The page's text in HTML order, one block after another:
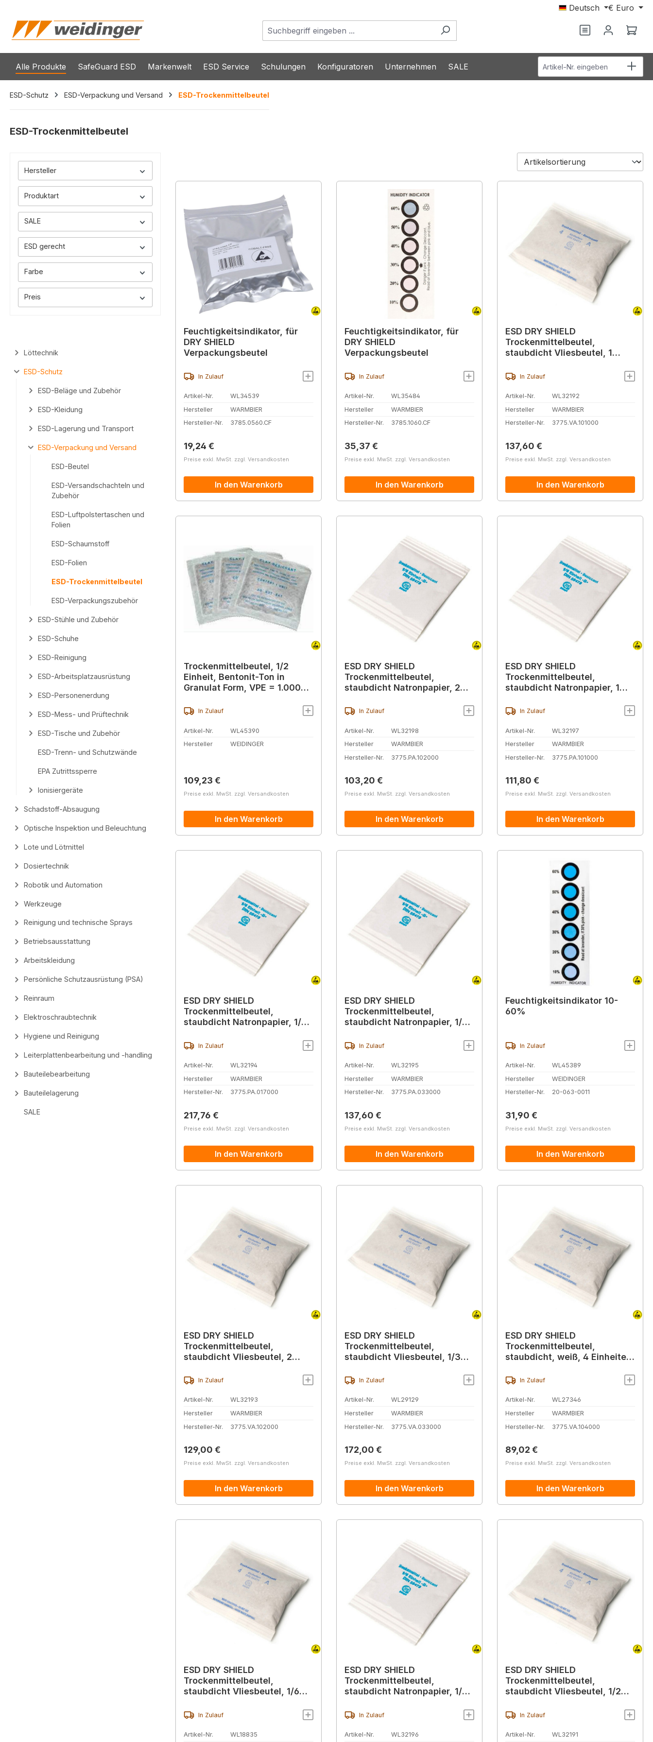
Deutsch € Euro
Du hast 0
Alle Produkte SafeGuard ESD Markenwelt ESD Service Schulungen Konfiguratoren Unternehmen SALE Artikel-Nr. eingeben
ESD-Schutz ESD-Verpackung und Versand ESD-Trockenmittelbeutel
ESD-Trockenmittelbeutel
Hersteller
Produktart
SALE
ESD gerecht
Farbe
Preis
Löttechnik
ESD-Schutz
ESD-Beläge und Zubehör
ESD-Kleidung
ESD-Lagerung und Transport
ESD-Verpackung und Versand
ESD-Beutel
ESD-Versandschachteln und
Zubehör
ESD-Luftpolstertaschen und
Folien
ESD-Schaumstoff
ESD-Folien
ESD-Trockenmittelbeutel
ESD-Verpackungszubehör
ESD-Stühle und Zubehör
ESD-Schuhe
ESD-Reinigung
ESD-Arbeitsplatzausrüstung
ESD-Personenerdung
ESD-Mess- und Prüftechnik
ESD-Tische und Zubehör
ESD-Trenn- und Schutzwände
EPA Zutrittssperre
Ionisiergeräte
Schadstoff-Absaugung
Optische Inspektion und Beleuchtung
Lote und Lötmittel
Dosiertechnik
Robotik und Automation
Werkzeuge
Reinigung und technische Sprays
Betriebsausstattung
Arbeitskleidung
Persönliche Schutzausrüstung (PSA)
Reinraum
Elektroschraubtechnik
Hygiene und Reinigung
Leiterplattenbearbeitung und -handling
Bauteilebearbeitung
Bauteilelagerung
SALE
Feuchtigkeitsindikator, für
DRY SHIELD
Verpackungsbeutel
In Zulauf
Artikel-Nr.
WL34539
Hersteller
WARMBIER
Hersteller-Nr.
3785.0560.CF
Regulärer Preis:
19,24 €
Preise exkl. MwSt. zzgl. Versandkosten
In den Warenkorb
Feuchtigkeitsindikator, für
DRY SHIELD
Verpackungsbeutel
In Zulauf
Artikel-Nr.
WL35484
Hersteller
WARMBIER
Hersteller-Nr.
3785.1060.CF
Regulärer Preis:
35,37 €
Preise exkl. MwSt. zzgl. Versandkosten
In den Warenkorb
ESD DRY SHIELD
Trockenmittelbeutel,
staubdicht Vliesbeutel, 1
In Zulauf
Artikel-Nr.
WL32192
Hersteller
WARMBIER
Hersteller-Nr.
3775.VA.101000
Regulärer Preis:
137,60 €
Preise exkl. MwSt. zzgl. Versandkosten
In den Warenkorb
Trockenmittelbeutel, 1/2
Einheit, Bentonit-Ton in
Granulat Form, VPE = 1.000
In Zulauf
Artikel-Nr.
WL45390
Hersteller
WEIDINGER
Regulärer Preis:
109,23 €
Preise exkl. MwSt. zzgl. Versandkosten
In den Warenkorb
ESD DRY SHIELD
Trockenmittelbeutel,
staubdicht Natronpapier, 2
In Zulauf
Artikel-Nr.
WL32198
Hersteller
WARMBIER
Hersteller-Nr.
3775.PA.102000
Regulärer Preis:
103,20 €
Preise exkl. MwSt. zzgl. Versandkosten
In den Warenkorb
ESD DRY SHIELD
Trockenmittelbeutel,
staubdicht Natronpapier, 1
In Zulauf
Artikel-Nr.
WL32197
Hersteller
WARMBIER
Hersteller-Nr.
3775.PA.101000
Regulärer Preis:
111,80 €
Preise exkl. MwSt. zzgl. Versandkosten
In den Warenkorb
ESD DRY SHIELD
Trockenmittelbeutel,
staubdicht Natronpapier, 1/6
In Zulauf
Artikel-Nr.
WL32194
Hersteller
WARMBIER
Hersteller-Nr.
3775.PA.017000
Regulärer Preis:
217,76 €
Preise exkl. MwSt. zzgl. Versandkosten
In den Warenkorb
ESD DRY SHIELD
Trockenmittelbeutel,
staubdicht Natronpapier, 1/3
In Zulauf
Artikel-Nr.
WL32195
Hersteller
WARMBIER
Hersteller-Nr.
3775.PA.033000
Regulärer Preis:
137,60 €
Preise exkl. MwSt. zzgl. Versandkosten
In den Warenkorb
Feuchtigkeitsindikator 10-
60%
In Zulauf
Artikel-Nr.
WL45389
Hersteller
WEIDINGER
Hersteller-Nr.
20-063-0011
Regulärer Preis:
31,90 €
Preise exkl. MwSt. zzgl. Versandkosten
In den Warenkorb
ESD DRY SHIELD
Trockenmittelbeutel,
staubdicht Vliesbeutel, 2
In Zulauf
Artikel-Nr.
WL32193
Hersteller
WARMBIER
Hersteller-Nr.
3775.VA.102000
Regulärer Preis:
129,00 €
Preise exkl. MwSt. zzgl. Versandkosten
In den Warenkorb
ESD DRY SHIELD
Trockenmittelbeutel,
staubdicht Vliesbeutel, 1/3
In Zulauf
Artikel-Nr.
WL29129
Hersteller
WARMBIER
Hersteller-Nr.
3775.VA.033000
Regulärer Preis:
172,00 €
Preise exkl. MwSt. zzgl. Versandkosten
In den Warenkorb
ESD DRY SHIELD
Trockenmittelbeutel,
staubdicht, weiß, 4 Einheiten
In Zulauf
Artikel-Nr.
WL27346
Hersteller
WARMBIER
Hersteller-Nr.
3775.VA.104000
Regulärer Preis:
89,02 €
Preise exkl. MwSt. zzgl. Versandkosten
In den Warenkorb
ESD DRY SHIELD
Trockenmittelbeutel,
staubdicht Vliesbeutel, 1/6
In Zulauf
Artikel-Nr. WL18835
ESD DRY SHIELD
Trockenmittelbeutel,
staubdicht Natronpapier, 1/2
In Zulauf
Artikel-Nr. WL32196
ESD DRY SHIELD
Trockenmittelbeutel,
staubdicht Vliesbeutel, 1/2
In Zulauf
Artikel-Nr. WL32191